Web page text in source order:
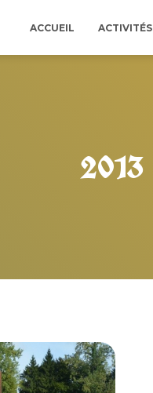
ACCUEIL ACTIVITÉS
2013